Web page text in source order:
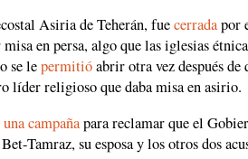
Asiria de Teherán, fuecerradapor
en persa, algo que las iglesias
se lepermitióabrir otra vez después
líder religioso que daba misa en asirio.
campañapara reclamar que el
Tamraz, su esposa y los otros dos